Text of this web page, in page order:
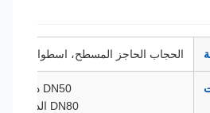
الحجاب الحاجز المسطح، اسطوانة الإدراج
DN50 دين 2501
DN80 الدين 2501